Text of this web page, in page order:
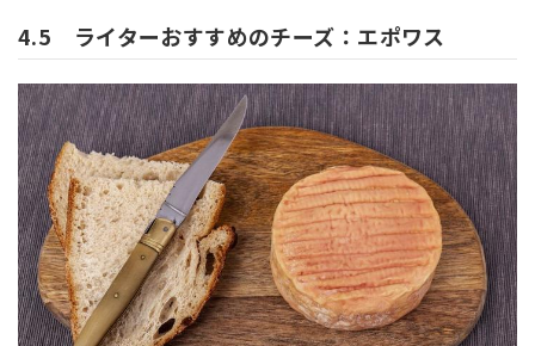
4.5 ライターおすすめのチーズ：エポワス